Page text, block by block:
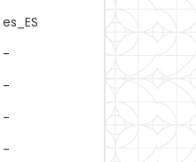
es_ES
-
-
-
-